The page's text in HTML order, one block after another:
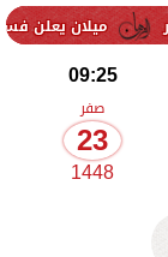
فسخ عقد إسماعيل
09:25
صفر
23
1448